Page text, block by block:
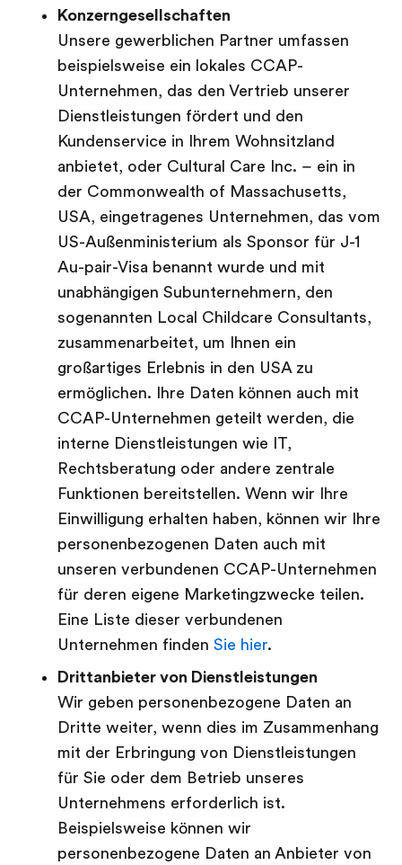
Konzerngesellschaften
Unsere gewerblichen Partner umfassen
beispielsweise ein lokales CCAP-
Unternehmen, das den Vertrieb unserer
Dienstleistungen fördert und den
Kundenservice in Ihrem Wohnsitzland
anbietet, oder Cultural Care Inc. – ein in
der Commonwealth of Massachusetts,
USA, eingetragenes Unternehmen, das vom
US-Außenministerium als Sponsor für J-1
Au-pair-Visa benannt wurde und mit
unabhängigen Subunternehmern, den
sogenannten Local Childcare Consultants,
zusammenarbeitet, um Ihnen ein
großartiges Erlebnis in den USA zu
ermöglichen. Ihre Daten können auch mit
CCAP-Unternehmen geteilt werden, die
interne Dienstleistungen wie IT,
Rechtsberatung oder andere zentrale
Funktionen bereitstellen. Wenn wir Ihre
Einwilligung erhalten haben, können wir Ihre
personenbezogenen Daten auch mit
unseren verbundenen CCAP-Unternehmen
für deren eigene Marketingzwecke teilen.
Eine Liste dieser verbundenen
Unternehmen finden Sie hier.
Drittanbieter von Dienstleistungen
Wir geben personenbezogene Daten an
Dritte weiter, wenn dies im Zusammenhang
mit der Erbringung von Dienstleistungen
für Sie oder dem Betrieb unseres
Unternehmens erforderlich ist.
Beispielsweise können wir
personenbezogene Daten an Anbieter von